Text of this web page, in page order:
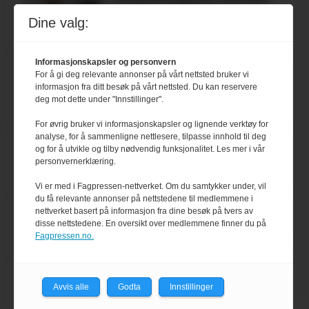
Marit Kolby vant
Økologisk Norge sin
Blir enklere å velge
økologisk i butikkhylla
Kolonihagen sliter
med å få tak i nok melk
Rapport: Økokundene
er klare! Er markedet
Dine valg:
Informasjonskapsler og personvern
For å gi deg relevante annonser på vårt nettsted bruker vi
informasjon fra ditt besøk på vårt nettsted. Du kan reservere
deg mot dette under "Innstillinger".
For øvrig bruker vi informasjonskapsler og lignende verktøy for
analyse, for å sammenligne nettlesere, tilpasse innhold til deg
og for å utvikle og tilby nødvendig funksjonalitet. Les mer i vår
personvernerklæring.
Vi er med i Fagpressen-nettverket. Om du samtykker under, vil
du få relevante annonser på nettstedene til medlemmene i
nettverket basert på informasjon fra dine besøk på tvers av
disse nettstedene. En oversikt over medlemmene finner du på
Fagpressen.no.
Avvis alle Godta Innstillinger